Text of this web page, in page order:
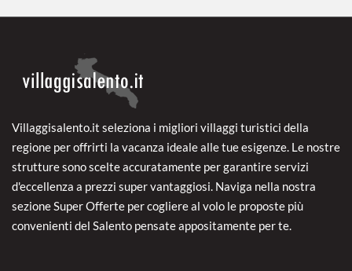
Villaggisalento.it seleziona i migliori villaggi turistici della
regione per offrirti la vacanza ideale alle tue esigenze. Le nostre
strutture sono scelte accuratamente per garantire servizi
d'eccellenza a prezzi super vantaggiosi. Naviga nella nostra
sezione Super Offerte per cogliere al volo le proposte più
convenienti del Salento pensate appositamente per te.